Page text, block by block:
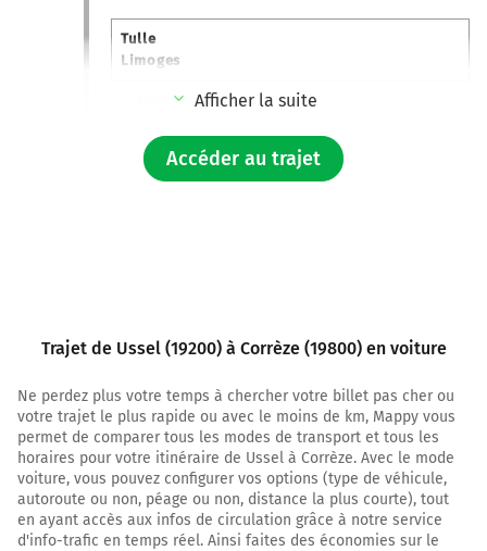
Tulle
Limoges
Avenue Turgot
Au rond-point, prendre la 2ème sortie sur A89 et
1,0 km
Cadran) et continuer sur 1,2 kilomètre
5,2 km
Au rond-point, faire demi-tour et continuer sur A89 sur
850 mètres
Prendre un ticket (Péage Ussel Ouest)
6,5 km
Afficher la suite
Accéder au trajet
Trajet de Ussel (19200) à Corrèze (19800) en voiture
Ne perdez plus votre temps à chercher votre billet pas cher ou
votre trajet le plus rapide ou avec le moins de km, Mappy vous
permet de comparer tous les modes de transport et tous les
horaires pour votre itinéraire de Ussel à Corrèze. Avec le mode
voiture, vous pouvez configurer vos options (type de véhicule,
autoroute ou non, péage ou non, distance la plus courte), tout
en ayant accès aux infos de circulation grâce à notre service
d'info-trafic en temps réel. Ainsi faites des économies sur le